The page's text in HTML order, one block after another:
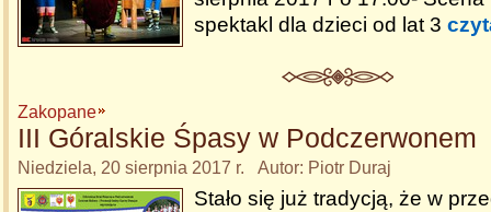
spektakl dla dzieci od lat 3
Zakopane
III Góralskie Śpasy w Podczerwonem
Niedziela, 20 sierpnia 2017 r. Autor: Piotr Duraj
Stało się już tradycją, że w